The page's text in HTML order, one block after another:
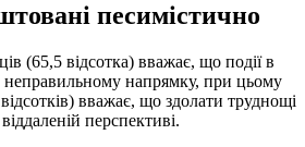
песимістично
(65,5 відсотка) вважає, що події в
неправильному напрямку, при цьому
вважає, що здолати труднощі
перспективі.